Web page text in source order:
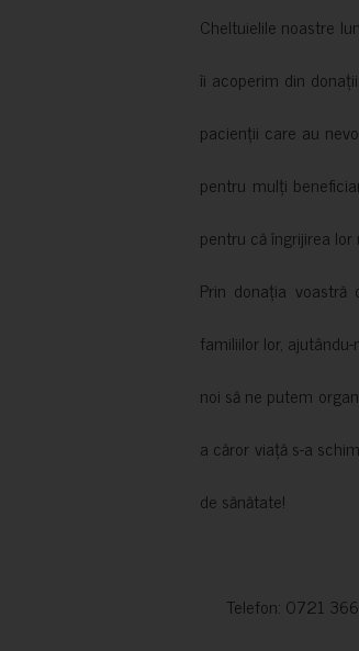
Cheltuielile noastre
îi acoperim din
pacienții care au
pentru mulți
pentru că îngrijirea
Prin donația
familiilor lor,
noi să ne putem
a căror viață s-a
de sănătate!
Telefon: 0721